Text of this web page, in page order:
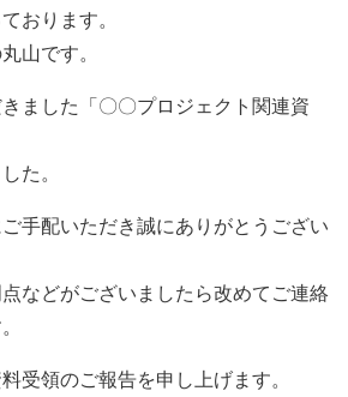
おります。
山です。
ました「〇〇プロジェクト関連資
た。
手配いただき誠にありがとうござい
などがございましたら改めてご連絡
受領のご報告を申し上げます。